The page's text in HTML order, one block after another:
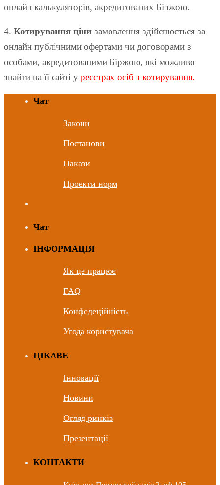
онлайн калькуляторів, акредитованих Біржою.
4. Котирування ціни замовлення здійснюється за
онлайн публічними офертами чи договорами з
особами, акредитованими Біржою, які можливо
знайти на її сайті у реєстрах осіб з котирування.
Чат
Закони
Постанови
Накази
Проекти норм
Чат
ІНФОРМАЦІЯ
Як це працює
FAQ
Конфедеційність
Угода користувача
ЦIКАВЕ
Інновації
Новини
Огляд ринків
Презентації
КОНТАКТИ